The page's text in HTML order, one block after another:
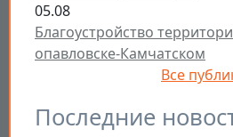
05.08
Благоустройство
опавловске-Камчатском
Все
Последние